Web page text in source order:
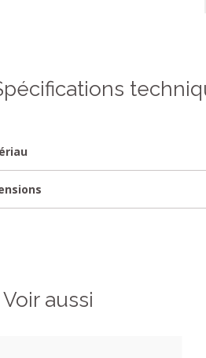
Voir aussi